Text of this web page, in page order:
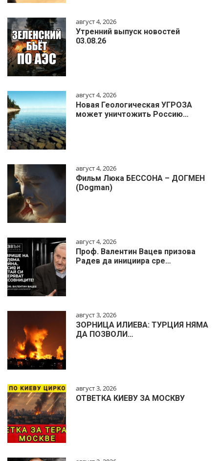
август 4, 2026
Утренний выпуск новостей
03.08.26
август 4, 2026
Новая Геологическая УГРОЗА
может уничтожить Россию…
август 4, 2026
Фильм Люка БЕССОНА – ДОГМЕН
(Dogman)
август 4, 2026
Проф. Валентин Вацев призова
Радев да инициира сре…
август 3, 2026
ЗОРНИЦА ИЛИЕВА: ТУРЦИЯ НЯМА
ДА ПОЗВОЛИ…
август 3, 2026
ОТВЕТКА КИЕВУ ЗА МОСКВУ